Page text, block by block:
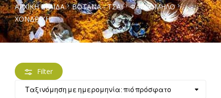
ΑΡΧΙΚΉ ΣΕΛΊΔΑ ΒΟΤΑΝΑ - ΤΣΑΪ
ΦΑΣΚΌΜΗΛΟ
ΧΟΝΔΡΙΚΉ
Filter